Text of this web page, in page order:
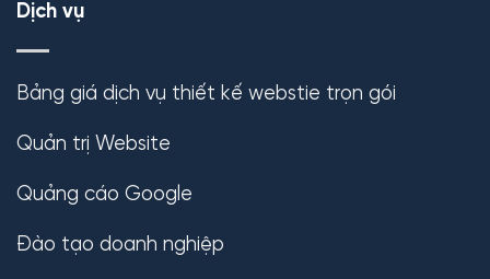
Dịch vụ
Bảng giá dịch vụ thiết kế webstie trọn gói
Quản trị Website
Quảng cáo Google
Đào tạo doanh nghiệp